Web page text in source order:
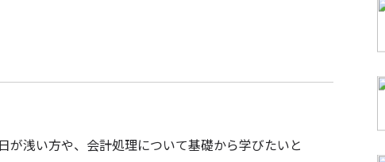
が浅い方や、会計処理について基礎から学びたいと